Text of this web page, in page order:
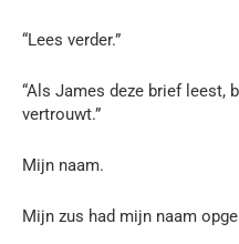
“Lees verder.”
“Als James deze brief leest,
vertrouwt.”
Mijn naam.
Mijn zus had mijn naam